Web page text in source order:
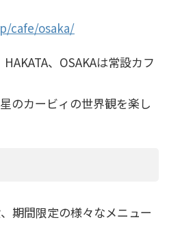
cafe/osaka/
、OSAKAは常設カフ
のカービィの世界観を楽し
期間限定の様々なメニュー